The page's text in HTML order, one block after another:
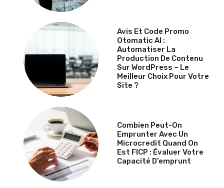
Avis Et Code Promo
Otomatic AI :
Automatiser La
Production De Contenu
Sur WordPress – Le
Meilleur Choix Pour Votre
Site ?
Combien Peut-On
Emprunter Avec Un
Microcredit Quand On
Est FICP : Évaluer Votre
Capacité D’emprunt